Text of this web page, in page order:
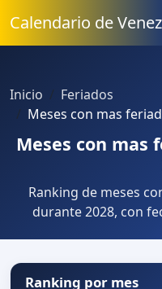
Calendario de
Inicio
Feriados
Meses con mas
Meses con mas
Ranking de meses
durante 2028, con
Ranking por mes